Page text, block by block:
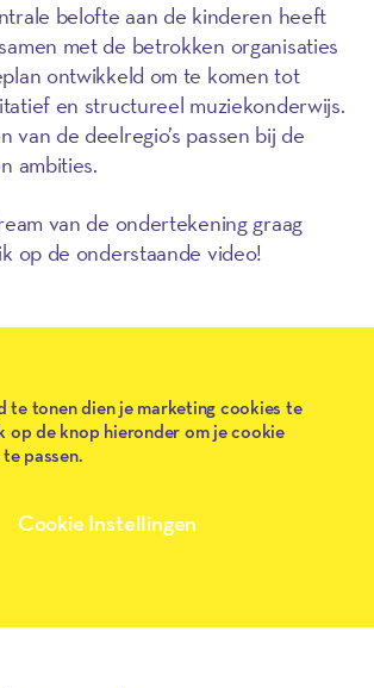
belofte aan de kinderen heeft
met de betrokken organisaties
ontwikkeld om te komen tot
en structureel muziekonderwijs.
van de deelregio’s passen bij de
ambities.
van de ondertekening graag
op de onderstaande video!
Play
te tonen dien je marketing cookies te
op de knop hieronder om je cookie
passen.
Cookie Instellingen